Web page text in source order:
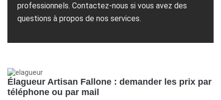
professionnels. Contactez-nous si vous avez des
questions à propos de nos services.
Élagueur Artisan Fallone : demander les prix par
téléphone ou par mail